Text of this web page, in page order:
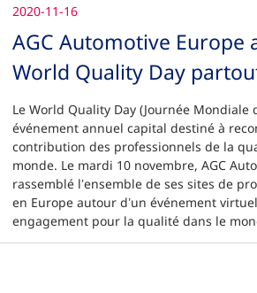
2020-11-16
AGC Automotive Europe
World Quality Day
Le World Quality Day (Journée Mondiale
événement annuel capital destiné à
contribution des professionnels de la
monde. Le mardi 10 novembre, AGC
rassemblé l’ensemble de ses sites de
en Europe autour d’un événement
engagement pour la qualité dans le